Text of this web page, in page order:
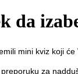
da
mini kviz koji
za